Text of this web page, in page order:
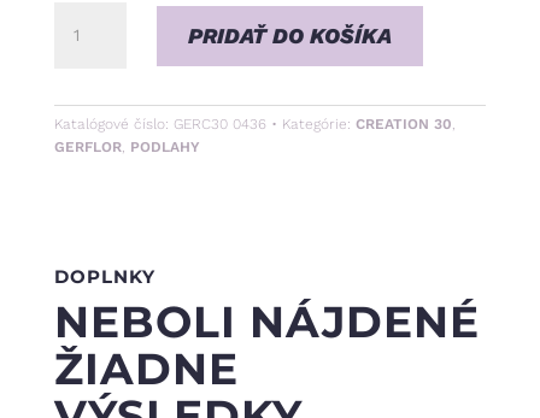
PRIDAŤ DO KOŠÍKA
Katalógové číslo: GERC30 0436 Kategórie: CREATION 30,
GERFLOR, PODLAHY
DOPLNKY
NEBOLI NÁJDENÉ
ŽIADNE